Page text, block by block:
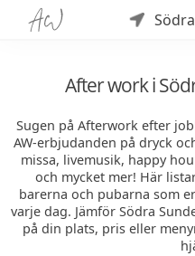
After work i
Sugen på Afterwork efter
AW-erbjudanden på dryck
missa, livemusik, happy
och mycket mer! Här
barerna och pubarna som
varje dag. Jämför Södra
på din plats, pris eller